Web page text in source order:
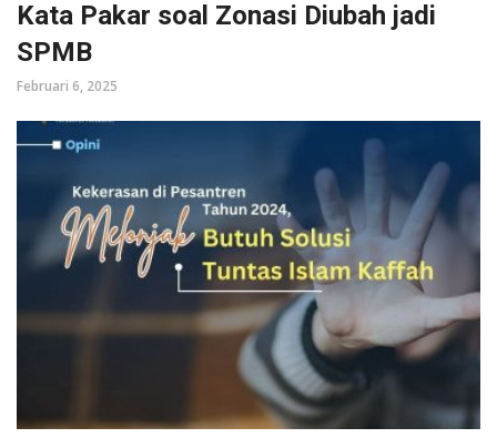
Kata Pakar soal Zonasi Diubah jadi
SPMB
Februari 6, 2025